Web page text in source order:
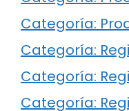
Categoría:
Categoría:
Categoría:
Categoría: